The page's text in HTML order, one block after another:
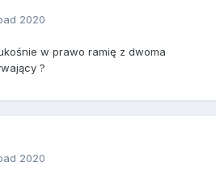
2020
w prawo ramię z dwoma
?
2020